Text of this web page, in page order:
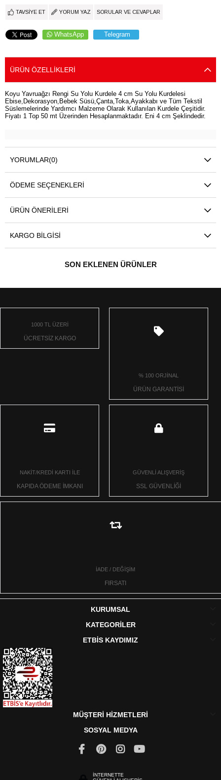
TAVSIYE ET YORUM YAZ SORULAR VE CEVAPLAR
WhatsApp Telegram
ÜRÜN ÖZELLIKLERI
Koyu Yavruağzı Rengi Su Yolu Kurdele 4 cm Su Yolu Kurdelesi
Ebise,Dekorasyon,Bebek Süsü,Çanta,Toka,Ayakkabı ve Tüm Tekstil
Süslemelerinde Yardımcı Malzeme Olarak Kullanılan Kurdele Çeşitidir.
Fiyatı 1 Top 50 mt Üzerinden Hesaplanmaktadır. Eni 4 cm Şeklindedir.
YORUMLAR(0)
ÖDEME SEÇENEKLERI
ÜRÜN ÖNERILERI
KARGO BILGISI
SON EKLENEN ÜRÜNLER
1000 TL ÜZERİ
ÜCRETSİZ KARGO
% 100 ORJİNAL
ÜRÜN GARANTİSİ
NAKİT/KREDİ KARTI İLE
KAPIDA ÖDEME İMKANI
GÜVENLİ ALIŞVERİŞ
SSL GÜVENLİĞİ
İADE / DEĞİŞİM
FIRSATI
KURUMSAL
KATEGORİLER
ETBİS KAYDIMIZ
MÜŞTERİ HİZMETLERİ
SOSYAL MEDYA
İNTERNETTE